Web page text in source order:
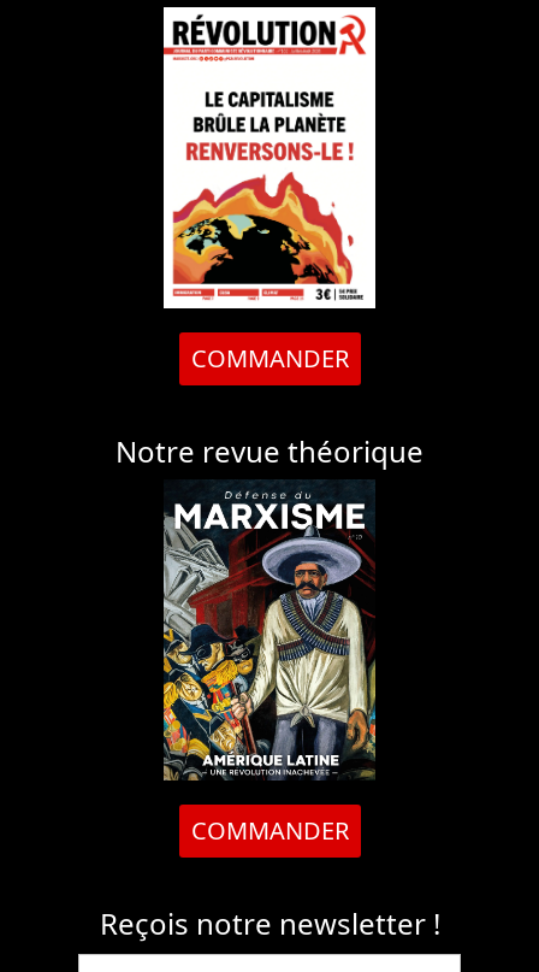
COMMANDER
Notre revue théorique
COMMANDER
Reçois notre newsletter !